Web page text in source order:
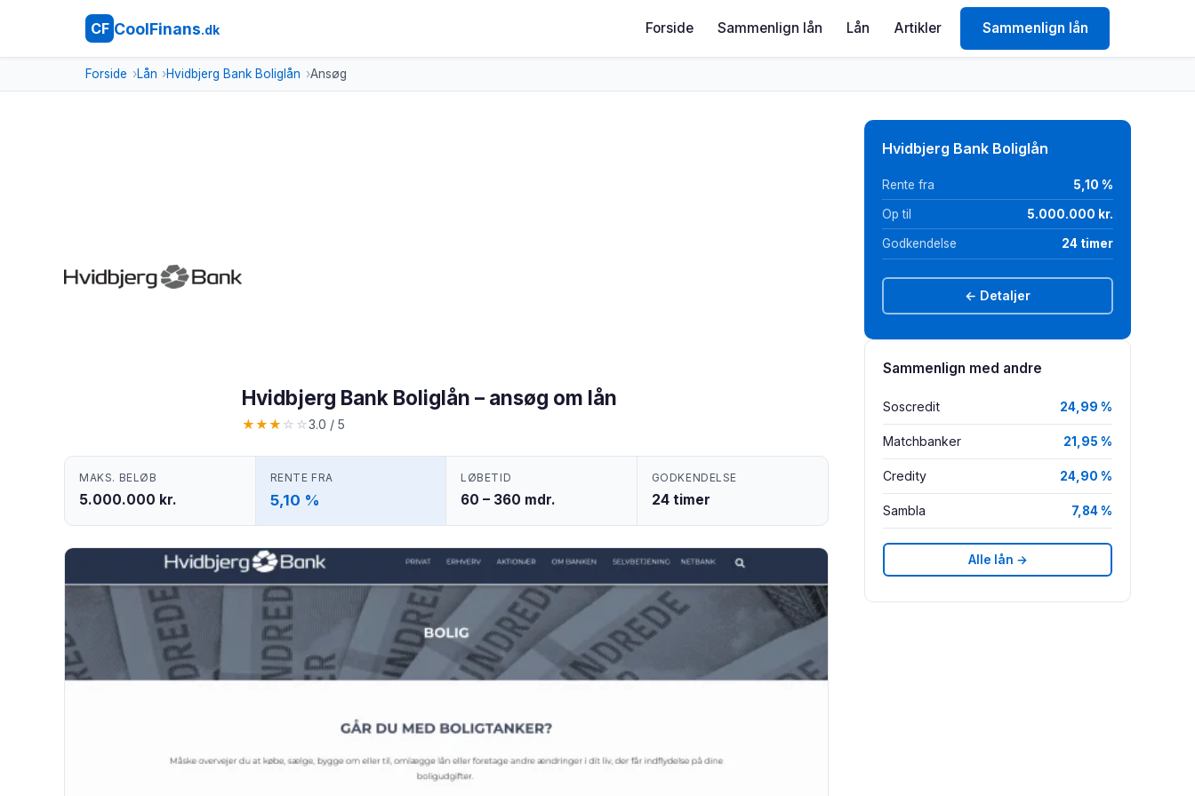
CF CoolFinans.dk Forside Sammenlign lån Lån Artikler Sammenlign lån
Forside Lån Hvidbjerg Bank Boliglån Ansøg
Hvidbjerg Bank Boliglån – ansøg om lån
★★★ ☆ ☆3.0 / 5
MAKS. BELØB
5.000.000 kr.
RENTE FRA
5,10 %
LØBETID
60 – 360 mdr.
GODKENDELSE
24 timer
Hvidbjerg Bank Boliglån
Rente fra 5,10 %
Op til 5.000.000 kr.
Godkendelse 24 timer
← Detaljer
Sammenlign med andre
Soscredit 24,99 %
Matchbanker 21,95 %
Credity 24,90 %
Sambla 7,84 %
Alle lån →